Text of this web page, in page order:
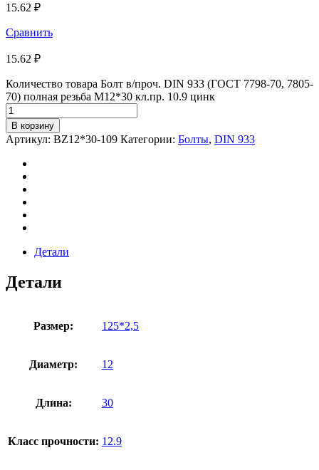
15.62 ₽
Сравнить
15.62 ₽
Количество товара Болт в/проч. DIN 933 (ГОСТ 7798-70, 7805-
70) полная резьба М12*30 кл.пр. 10.9 цинк
В корзину
Артикул: BZ12*30-109 Категории: Болты, DIN 933
Детали
Детали
Размер: 125*2,5
Диаметр: 12
Длина: 30
Класс прочности: 12.9